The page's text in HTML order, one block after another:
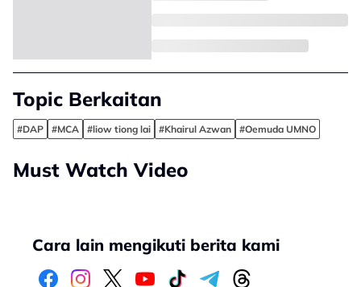
Topic Berkaitan
#DAP #MCA #liow tiong lai #Khairul Azwan #Oemuda UMNO
Must Watch Video
Cara lain mengikuti berita kami